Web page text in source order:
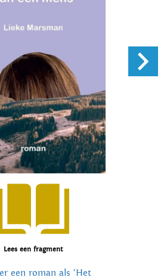
Lees een fragment
een roman als ‘Het